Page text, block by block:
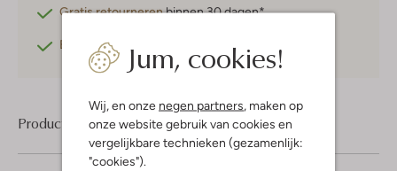
Jum, cookies!
Wij, en onze negen partners, maken op
onze website gebruik van cookies en
vergelijkbare technieken (gezamenlijk:
"cookies").
Gratis retournerenbinnen 30 dagen*
Betaal achteraf
Product informatie